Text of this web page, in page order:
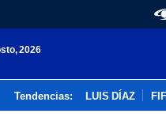
2026
Tendencias: LUIS DÍAZ